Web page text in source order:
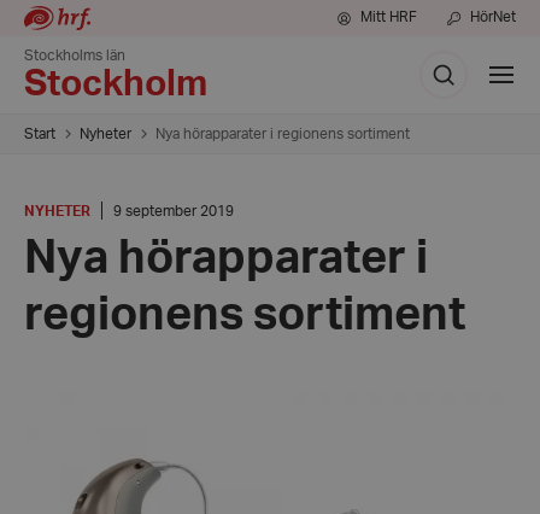
Mitt HRF HörNet
Stockholms län
Stockholm
Sök
Visa
meny
Start Nyheter Nya hörapparater i regionens sortiment
KATEGORI
NYHETER
Datum:
september
9 september 2019
Nya hörapparater i
regionens sortiment